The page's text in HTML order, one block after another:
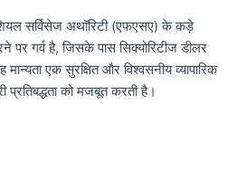
सर्विसेज अथॉरिटी (एफएसए) के कड़े
पर गर्व है, जिसके पास सिक्योरिटीज डीलर
एक सुरक्षित और विश्वसनीय व्यापारिक
प्रतिबद्धता को मजबूत करती है।